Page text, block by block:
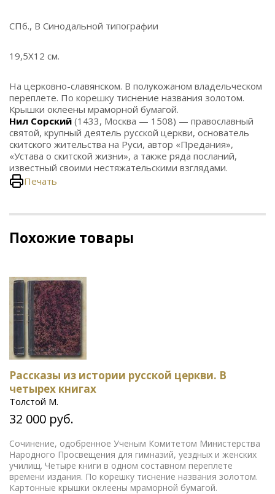
СПб., В Синодальной типографии
19,5Х12 см.
На церковно-славянском. В полукожаном владельческом
переплете. По корешку тиснение названия золотом.
Крышки оклеены мраморной бумагой.
Нил Сорский (1433, Москва — 1508) — православный
святой, крупный деятель русской церкви, основатель
скитского жительства на Руси, автор «Предания»,
«Устава о скитской жизни», а также ряда посланий,
известный своими нестяжательскими взглядами.
Печать
Похожие товары
Рассказы из истории русской церкви. В
четырех книгах
Толстой М.
32 000 руб.
Сочинение, одобренное Ученым Комитетом Министерства
Народного Просвещения для гимназий, уездных и женских
училищ. Четыре книги в одном составном переплете
времени издания. По корешку тиснение названия золотом.
Картонные крышки оклеены мраморной бумагой.